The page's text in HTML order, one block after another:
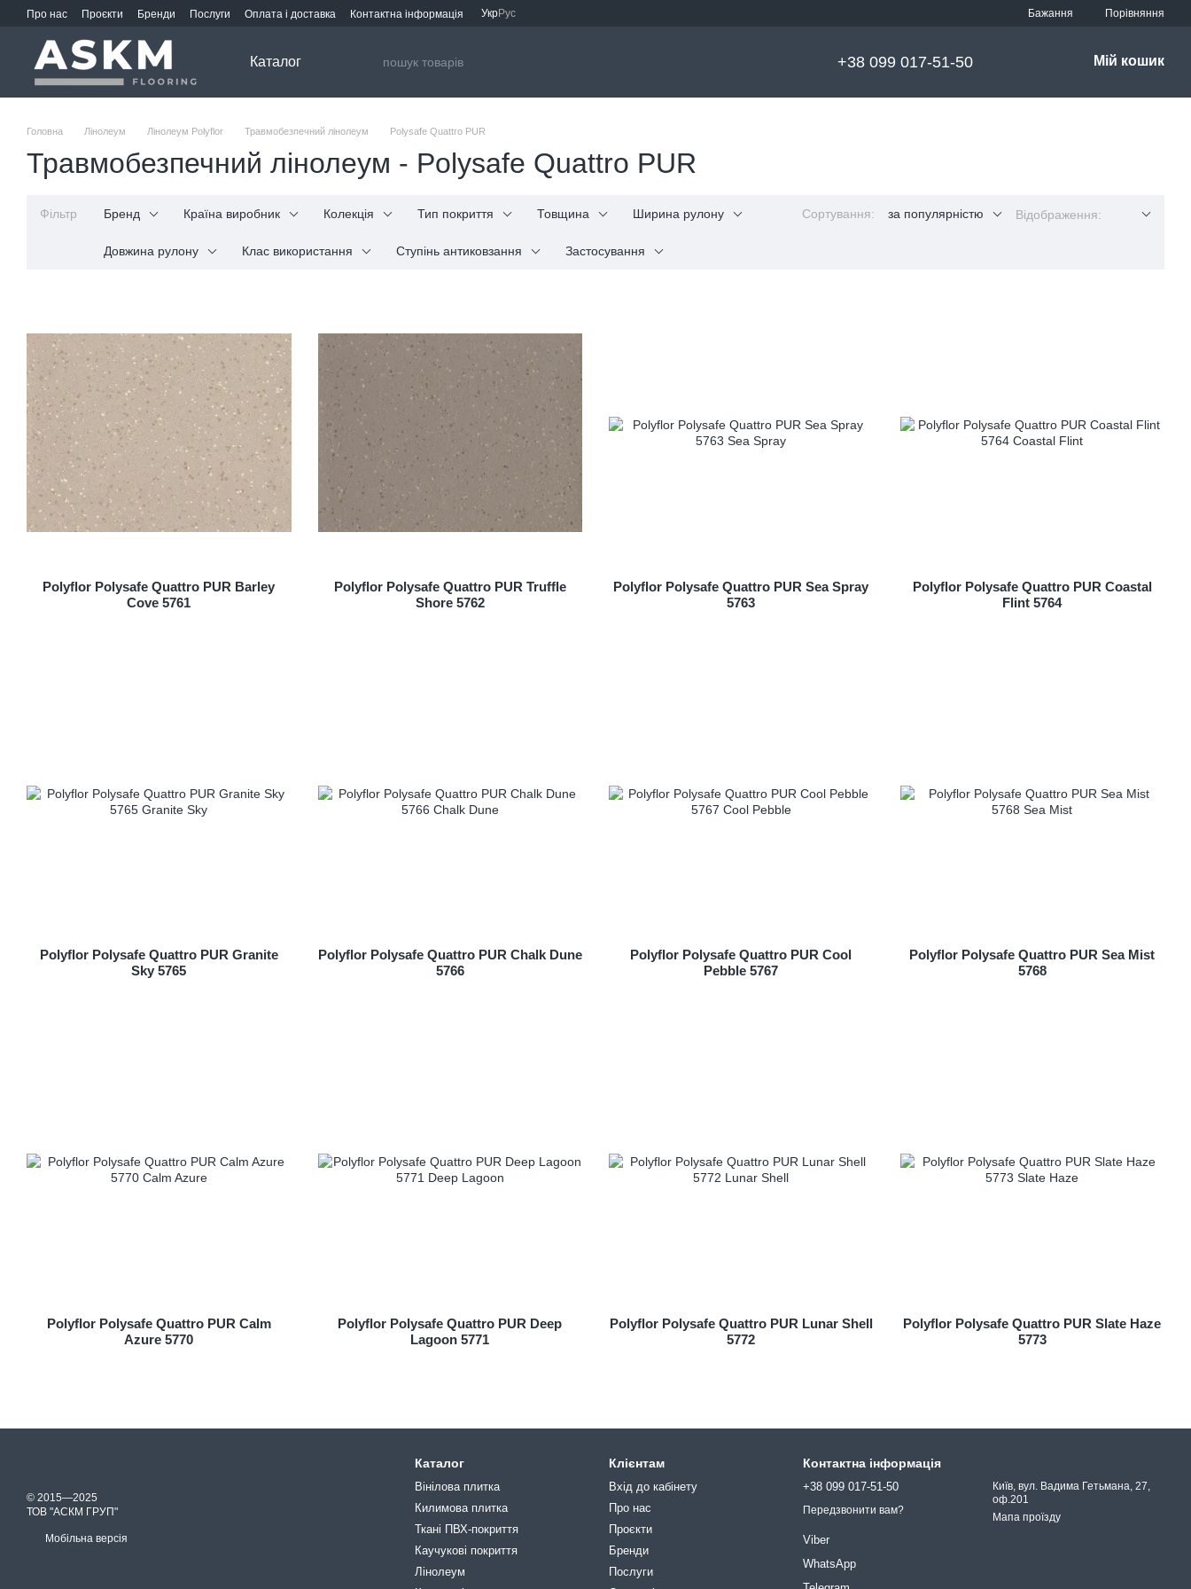
Перейти до основного контенту
Про нас Проєкти Бренди Послуги Оплата і доставка Контактна інформація УкрРус Бажання Порівняння
Каталог +38 099 017-51-50 Мій кошик
Головна Лінолеум Лінолеум Polyflor Травмобезпечний лінолеум Polysafe Quattro PUR
Травмобезпечний лінолеум - Polysafe Quattro PUR
Фільтр Бренд Країна виробник Колекція Тип покриття Товщина Ширина рулону
Довжина рулону Клас використання Ступінь антиковзання Застосування
Сортування: за популярністю Відображення:
Polyflor Polysafe Quattro PUR Barley
Cove 5761
Polyflor Polysafe Quattro PUR Truffle
Shore 5762
Polyflor Polysafe Quattro PUR Sea Spray
5763
Polyflor Polysafe Quattro PUR Coastal
Flint 5764
Polyflor Polysafe Quattro PUR Granite
Sky 5765
Polyflor Polysafe Quattro PUR Chalk Dune
5766
Polyflor Polysafe Quattro PUR Cool
Pebble 5767
Polyflor Polysafe Quattro PUR Sea Mist
5768
Polyflor Polysafe Quattro PUR Calm
Azure 5770
Polyflor Polysafe Quattro PUR Deep
Lagoon 5771
Polyflor Polysafe Quattro PUR Lunar Shell
5772
Polyflor Polysafe Quattro PUR Slate Haze
5773
© 2015—2025
ТОВ "АСКМ ГРУП"
Мобільна версія
Каталог
Вінілова плитка
Килимова плитка
Ткані ПВХ-покриття
Каучукові покриття
Лінолеум
Клієнтам
Вхід до кабінету
Про нас
Проєкти
Бренди
Послуги
Контактна інформація
+38 099 017-51-50
Передзвонити вам?
Viber
WhatsApp
Київ, вул. Вадима Гетьмана, 27,
оф.201
Мапа проїзду